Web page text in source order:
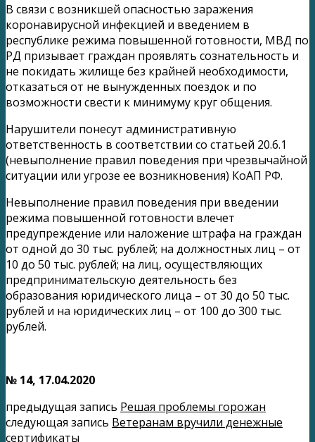
В связи с возникшей опасностью заражения
коронавирусной инфекцией и введением в
республике режима повышенной готовности, МВД по
РД призывает граждан проявлять сознательность и
не покидать жилище без крайней необходимости,
отказаться от не вынужденных поездок и по
возможности свести к минимуму круг общения.
Нарушители понесут административную
ответственность в соответствии со статьей 20.6.1
(невыполнение правил поведения при чрезвычайной
ситуации или угрозе ее возникновения) КоАП РФ.
Невыполнение правил поведения при введении
режима повышенной готовности влечет
предупреждение или наложение штрафа на граждан
от одной до 30 тыс. рублей; на должностных лиц – от
10 до 50 тыс. рублей; на лиц, осуществляющих
предпринимательскую деятельность без
образования юридического лица – от 30 до 50 тыс.
рублей и на юридических лиц – от 100 до 300 тыс.
рублей.
№ 14, 17.04.2020
предыдущая запись Решая проблемы горожан
следующая запись Ветеранам вручили денежные
сертификаты